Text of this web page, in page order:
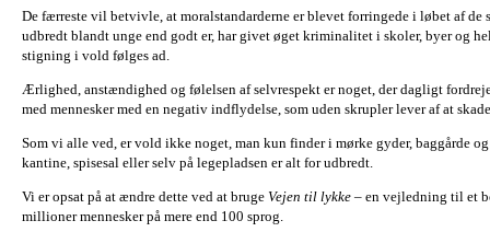
De færreste vil betvivle, at moralstandarderne er blevet forringede i løbet af
udbredt blandt unge end godt er, har givet øget kriminalitet i skoler, byer og
stigning i vold følges ad.
Ærlighed, anstændighed og følelsen af selvrespekt er noget, der dagligt
med mennesker med en negativ indflydelse, som uden skrupler lever af at
Som vi alle ved, er vold ikke noget, man kun finder i mørke gyder, baggårde
kantine, spisesal eller selv på legepladsen er alt for udbredt.
Vi er opsat på at ændre dette ved at bruge Vejen til lykke – en vejledning til et
millioner mennesker på mere end 100 sprog.